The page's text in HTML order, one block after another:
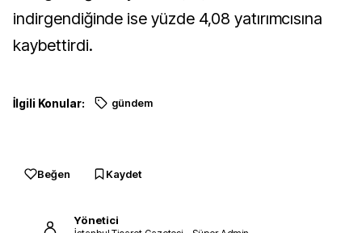
indirgendiğinde ise yüzde 4,08 yatırımcısına
kaybettirdi.
İlgili Konular: gündem
Beğen Kaydet
Yönetici